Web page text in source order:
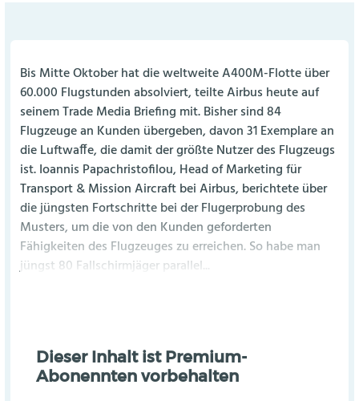
Bis Mitte Oktober hat die weltweite A400M-Flotte über
60.000 Flugstunden absolviert, teilte Airbus heute auf
seinem Trade Media Briefing mit. Bisher sind 84
Flugzeuge an Kunden übergeben, davon 31 Exemplare an
die Luftwaffe, die damit der größte Nutzer des Flugzeugs
ist. Ioannis Papachristofilou, Head of Marketing für
Transport & Mission Aircraft bei Airbus, berichtete über
die jüngsten Fortschritte bei der Flugerprobung des
Musters, um die von den Kunden geforderten
Fähigkeiten des Flugzeuges zu erreichen. So habe man
jüngst 80 Fallschirmjäger parallel...
Dieser Inhalt ist Premium-
Abonennten vorbehalten